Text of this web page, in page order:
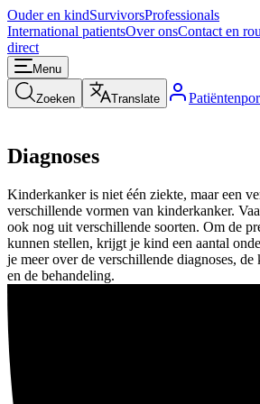
Ouder en kindSurvivorsProfessionals
International patientsOver onsContact en
direct
Menu
Zoeken Translate
Diagnoses
Kinderkanker is niet één ziekte, maar een
verschillende vormen van kinderkanker.
ook nog uit verschillende soorten. Om de
kunnen stellen, krijgt je kind een aantal
je meer over de verschillende diagnoses,
en de behandeling.